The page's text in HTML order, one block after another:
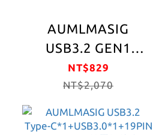
AUMLMASIG
USB3.2 GEN1
7Port 19PIN 前置
擴充卡 5 PORT
USB3.2 GNE1
5GBPS + 大4Pin輔
NT$829
NT$2,070